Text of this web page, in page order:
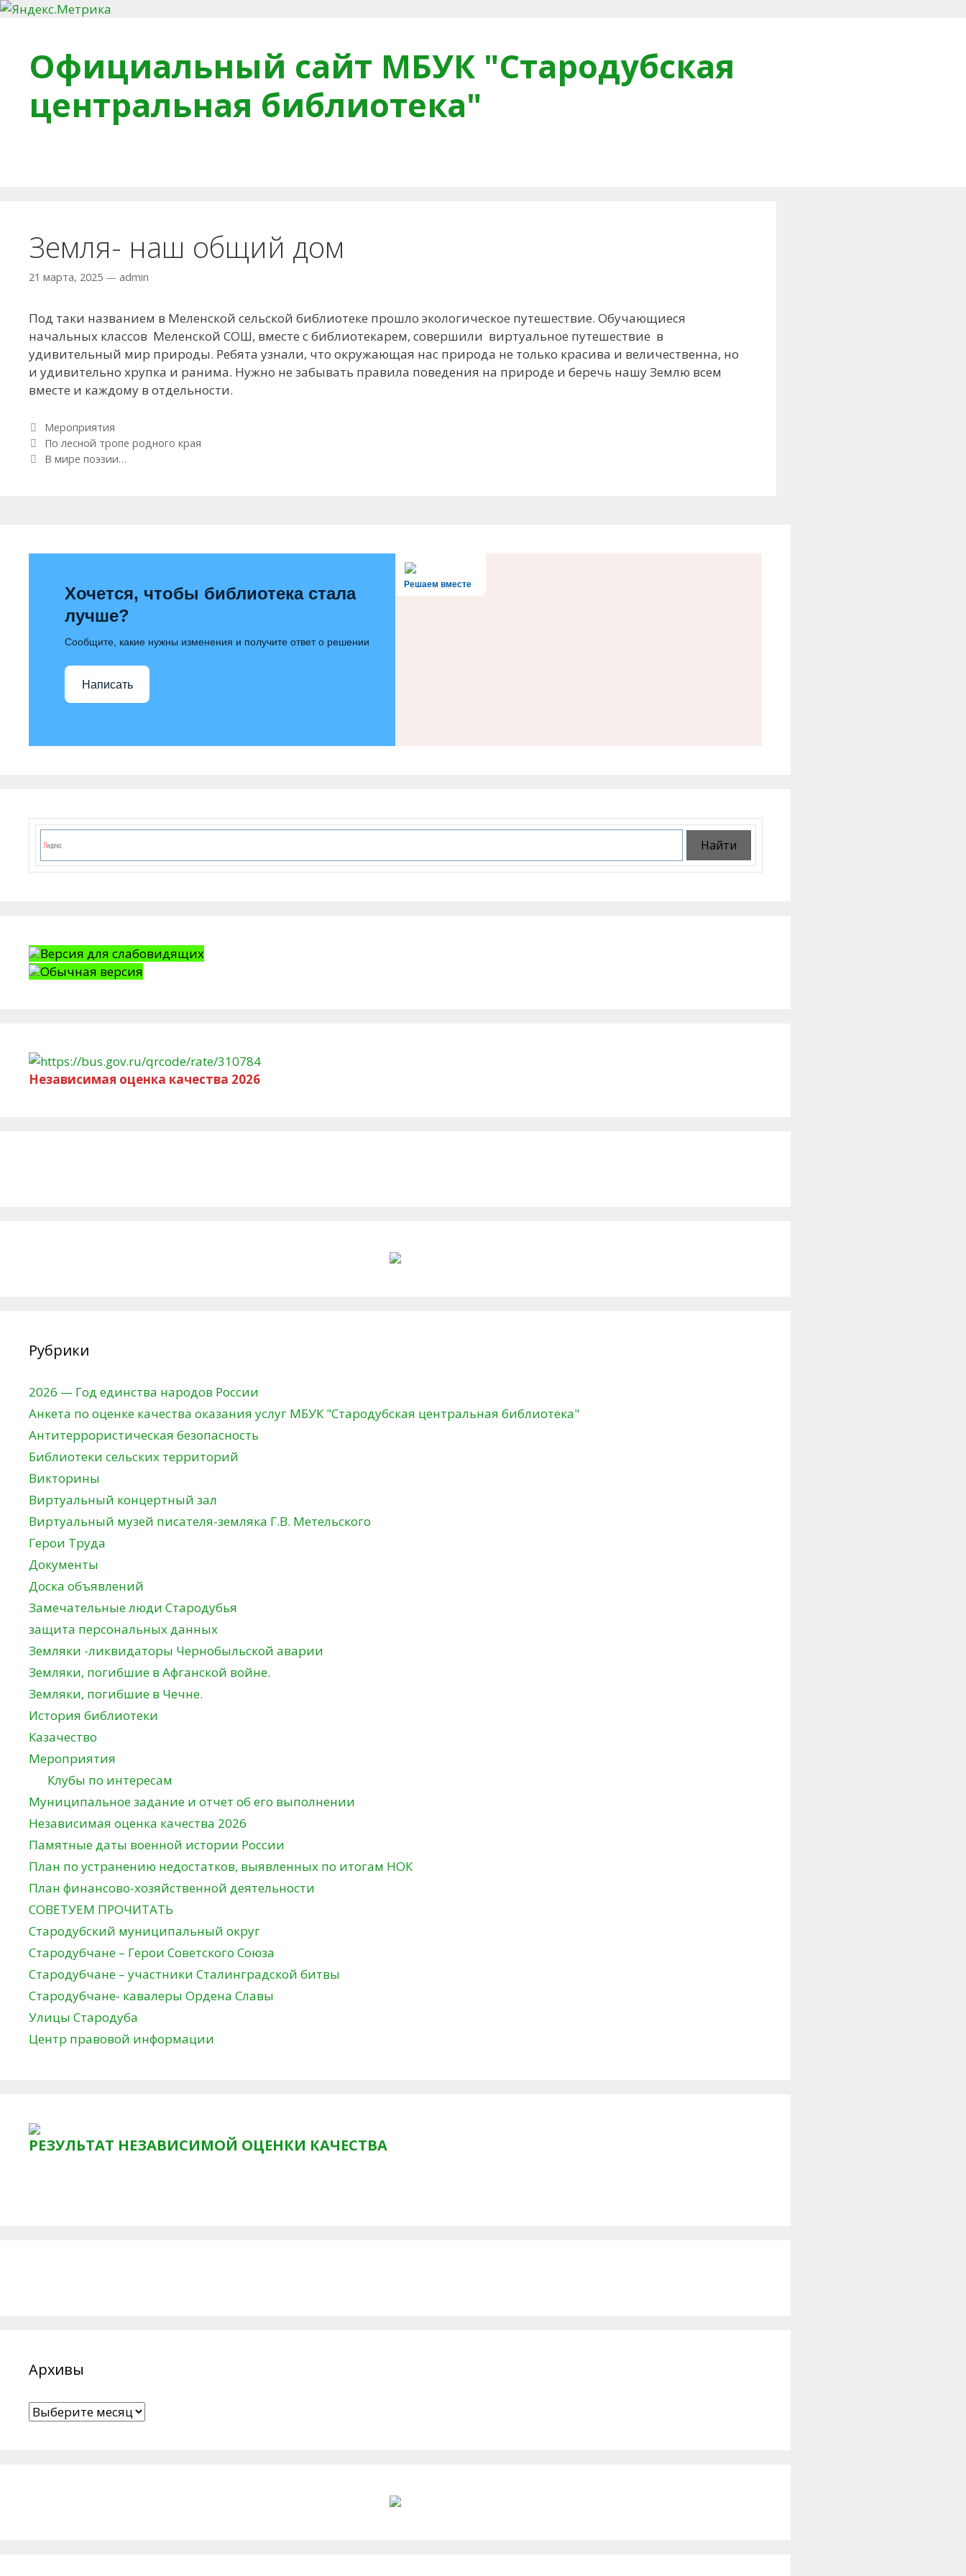
Официальный сайт МБУК "Стародубская
центральная библиотека"
Земля- наш общий дом
21 марта, 2025 — admin
Под таки названием в Меленской сельской библиотеке прошло экологическое путешествие. Обучающиеся
начальных классов Меленской СОШ, вместе с библиотекарем, совершили виртуальное путешествие в
удивительный мир природы. Ребята узнали, что окружающая нас природа не только красива и величественна, но
и удивительно хрупка и ранима. Нужно не забывать правила поведения на природе и беречь нашу Землю всем
вместе и каждому в отдельности.
Рубрики
Мероприятия
Навигация по записям
По лесной тропе родного края
В мире поэзии…
Решаем вместе
Хочется, чтобы библиотека стала
лучше?
Сообщите, какие нужны изменения и получите ответ о решении
Написать
Версия для слабовидящих
Обычная версия
Независимая оценка качества 2026
Рубрики
2026 — Год единства народов России
Анкета по оценке качества оказания услуг МБУК "Стародубская центральная библиотека"
Антитеррористическая безопасность
Библиотеки сельских территорий
Викторины
Виртуальный концертный зал
Виртуальный музей писателя-земляка Г.В. Метельского
Герои Труда
Документы
Доска объявлений
Замечательные люди Стародубья
защита персональных данных
Земляки -ликвидаторы Чернобыльской аварии
Земляки, погибшие в Афганской войне.
Земляки, погибшие в Чечне.
История библиотеки
Казачество
Мероприятия
Клубы по интересам
Муниципальное задание и отчет об его выполнении
Независимая оценка качества 2026
Памятные даты военной истории России
План по устранению недостатков, выявленных по итогам НОК
План финансово-хозяйственной деятельности
СОВЕТУЕМ ПРОЧИТАТЬ
Стародубский муниципальный округ
Стародубчане – Герои Советского Союза
Стародубчане – участники Сталинградской битвы
Стародубчане- кавалеры Ордена Славы
Улицы Стародуба
Центр правовой информации
РЕЗУЛЬТАТ НЕЗАВИСИМОЙ ОЦЕНКИ КАЧЕСТВА
Архивы
Архивы